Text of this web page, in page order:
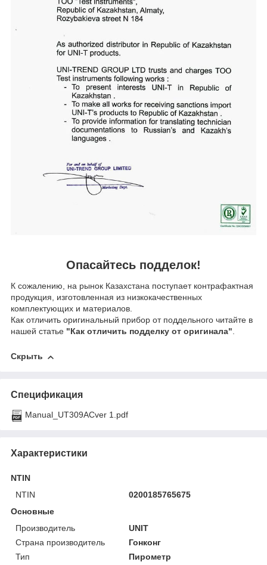
Опасайтесь подделок!
К сожалению, на рынок Казахстана поступает контрафактная
продукция, изготовленная из низкокачественных
комплектующих и материалов.
Как отличить оригинальный прибор от поддельного читайте в
нашей статье "Как отличить подделку от оригинала".
Скрыть
Спецификация
Manual_UT309ACver 1.pdf
Характеристики
NTIN
NTIN
0200185765675
Основные
Производитель
UNIT
Страна производитель
Гонконг
Тип
Пирометр